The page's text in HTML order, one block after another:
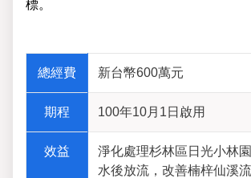
標。
總經費 新台幣600萬元
期程 100年10月1日啟用
效益
淨化處理杉林區日光小林
水後放流，改善楠梓仙溪